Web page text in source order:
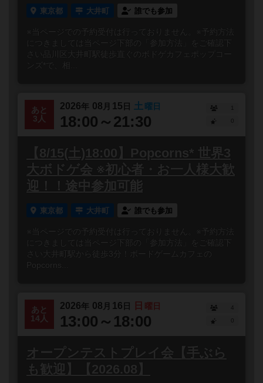
東京都 大井町 誰でも参加
※当ページでの予約受付は行っておりません。※予約方法
につきましては当ページ下部の「参加方法」をご確認下
さい品川区大井町駅徒歩直ぐのボドゲカフェポップコー
あと
3人
2026年 08 月 15 日 土 曜日
18:00～21:30
1
【8/15(土)18:00】Popcorns* 世界3
大ボドゲ会 ※初心者・お一人様大歓
迎！！途中参加可能
東京都 大井町 誰でも参加
※当ページでの予約受付は行っておりません。※予約方法
につきましては当ページ下部の「参加方法」をご確認下
さい大井町駅から徒歩3分！ボードゲームカフェの
Popcorns...
あと
14人
2026年 08 月 16 日 日 曜日
13:00～18:00
4
オープンテストプレイ会【手ぶら
も歓迎】【2026.08】